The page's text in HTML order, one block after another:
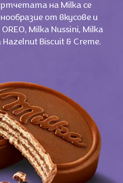
на Milka се
от вкусове и
Milka Nussini, Milka
Biscuit & Creme.